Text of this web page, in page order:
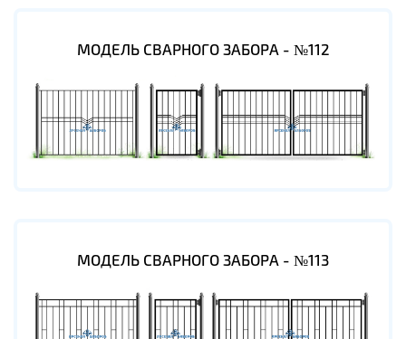
МОДЕЛЬ СВАРНОГО ЗАБОРА - №112
МОДЕЛЬ СВАРНОГО ЗАБОРА - №113